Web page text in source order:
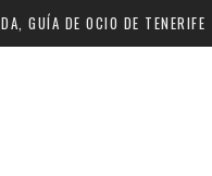
GUÍA DE OCIO DE TENERIFE